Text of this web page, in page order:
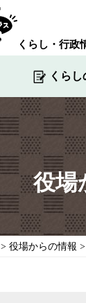
くらし・行政
くら
役場
> 役場からの情報 >